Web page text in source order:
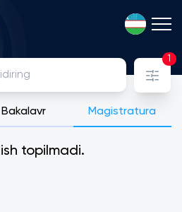
1
Bakalavr Magistratura
topilmadi.